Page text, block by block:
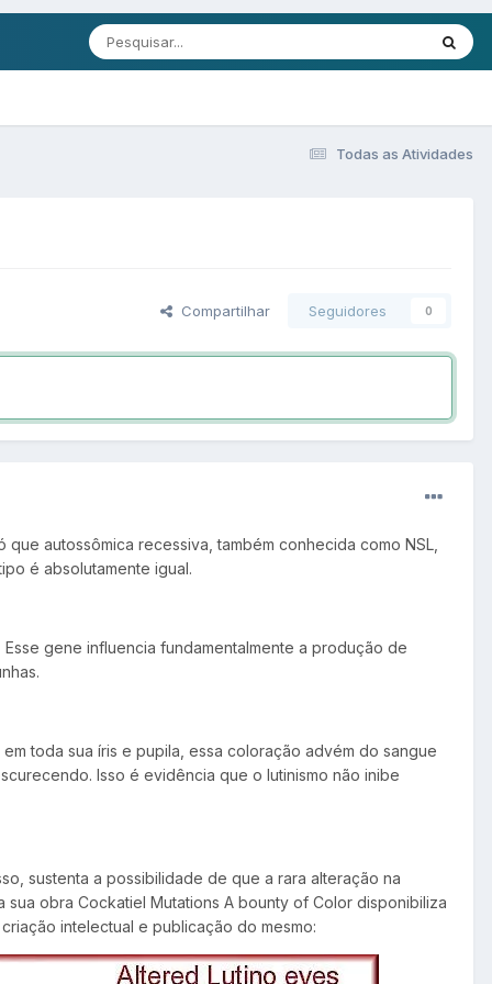
Todas as Atividades
Compartilhar Seguidores 0
que autossômica recessiva, também conhecida como NSL,
é absolutamente igual.
gene influencia fundamentalmente a produção de
toda sua íris e pupila, essa coloração advém do sangue
Isso é evidência que o lutinismo não inibe
sustenta a possibilidade de que a rara alteração na
obra Cockatiel Mutations A bounty of Color disponibiliza
intelectual e publicação do mesmo: